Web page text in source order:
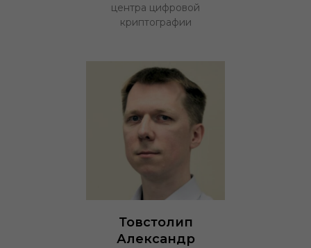
центра цифровой
криптографии
Товстолип
Александр